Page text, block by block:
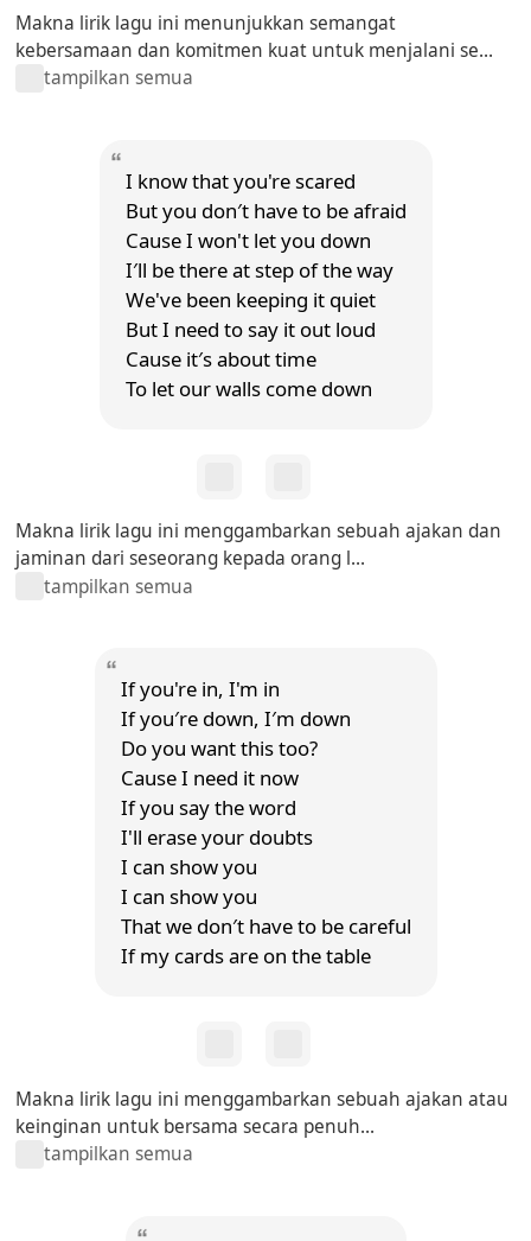
Makna lirik lagu ini menunjukkan semangat
kebersamaan dan komitmen kuat untuk menjalani se...
tampilkan semua
I know that you're scared
But you don′t have to be afraid
Cause I won't let you down
I′ll be there at step of the way
We've been keeping it quiet
But I need to say it out loud
Cause it′s about time
To let our walls come down
Makna lirik lagu ini menggambarkan sebuah ajakan dan
jaminan dari seseorang kepada orang l...
tampilkan semua
If you're in, I'm in
If you′re down, I′m down
Do you want this too?
Cause I need it now
If you say the word
I'll erase your doubts
I can show you
I can show you
That we don′t have to be careful
If my cards are on the table
Makna lirik lagu ini menggambarkan sebuah ajakan atau
keinginan untuk bersama secara penuh...
tampilkan semua